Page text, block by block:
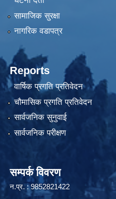
सामाजिक सुरक्षा
नागरिक वडापत्र
Reports
वार्षिक प्रगति प्रतिवेदन
चौमासिक प्रगति प्रतिवेदन
सार्वजनिक सुनुवाई
सार्वजनिक परीक्षण
सम्पर्क विवरण
न.प्र. : 9852821422